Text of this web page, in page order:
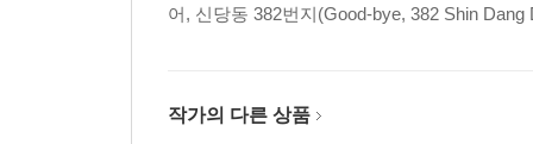
어, 신당동 382번지(Good-bye, 382 Shin
작가의 다른 상품